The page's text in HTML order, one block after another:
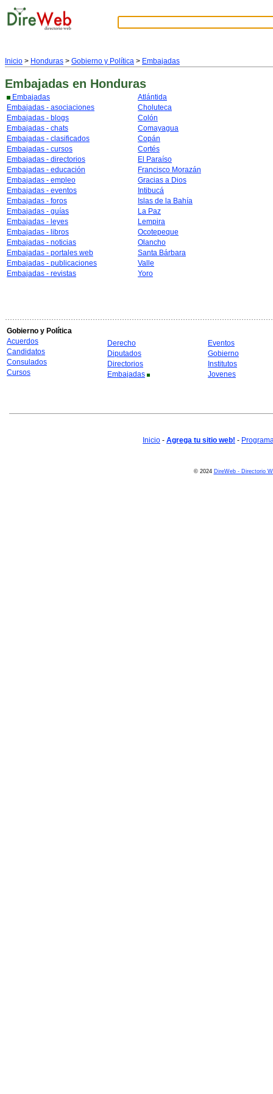
Inicio > Honduras > Gobierno y Política > Embajadas
Embajadas en Honduras
Embajadas
Embajadas - asociaciones
Embajadas - blogs
Embajadas - chats
Embajadas - clasificados
Embajadas - cursos
Embajadas - directorios
Embajadas - educación
Embajadas - empleo
Embajadas - eventos
Embajadas - foros
Embajadas - guías
Embajadas - leyes
Embajadas - libros
Embajadas - noticias
Embajadas - portales web
Embajadas - publicaciones
Embajadas - revistas
Atlántida
Choluteca
Colón
Comayagua
Copán
Cortés
El Paraíso
Francisco Morazán
Gracias a Dios
Intibucá
Islas de la Bahía
La Paz
Lempira
Ocotepeque
Olancho
Santa Bárbara
Valle
Yoro
Gobierno y Política
Acuerdos
Candidatos
Consulados
Cursos
Derecho
Diputados
Directorios
Embajadas
Eventos
Gobierno
Institutos
Jovenes
Inicio - Agrega tu sitio web! -
© 2024 DireWeb - Directorio